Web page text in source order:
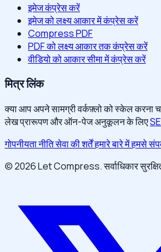
इमेज कंप्रेस करें
इमेज को लक्ष्य आकार में कंप्रेस करें
Compress PDF
PDF को लक्ष्य आकार तक कंप्रेस करें
वीडियो को आकार सीमा में कंप्रेस करें
मित्र लिंक
क्या आप अपने सामग्री वर्कफ़्लो को स्केल करना
लेख प्रारूपण और ऑन-पेज अनुकूलन के लिए
गोपनीयता नीतिसेवा की शर्तेंहमारे बारे मेंहमसे
© 2026 Let Compress. सर्वाधिकार